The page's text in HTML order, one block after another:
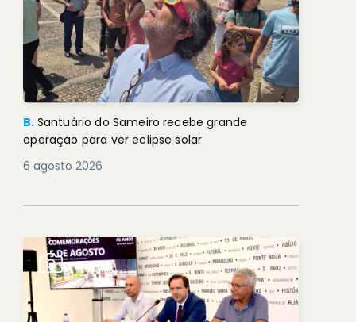
B. Santuário do Sameiro recebe grande
operação para ver eclipse solar
6 agosto 2026